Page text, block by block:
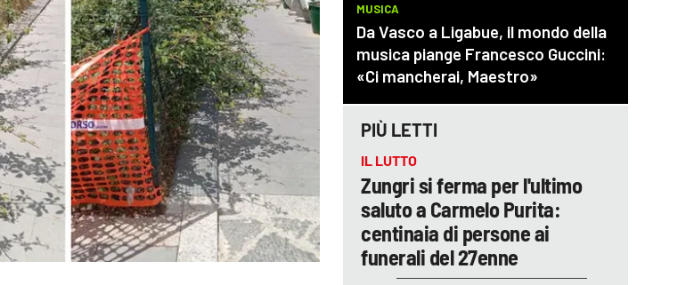
PIÙ LETTI
IL LUTTO
Zungri si ferma per l'ultimo
saluto a Carmelo Purita:
centinaia di persone ai
funerali del 27enne